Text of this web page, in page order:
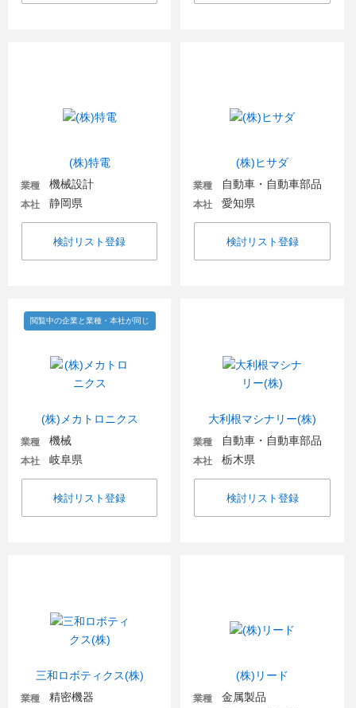
(株)特電
業種 機械設計
本社 静岡県
検討リスト登録
(株)ヒサダ
業種 自動車・自動車部品
本社 愛知県
検討リスト登録
(株)メカトロニクス
閲覧中の企業と業種・本社が同じ
業種 機械
本社 岐阜県
検討リスト登録
大利根マシナリー(株)
業種 自動車・自動車部品
本社 栃木県
検討リスト登録
三和ロボティクス(株)
業種 精密機器
(株)リード
業種 金属製品